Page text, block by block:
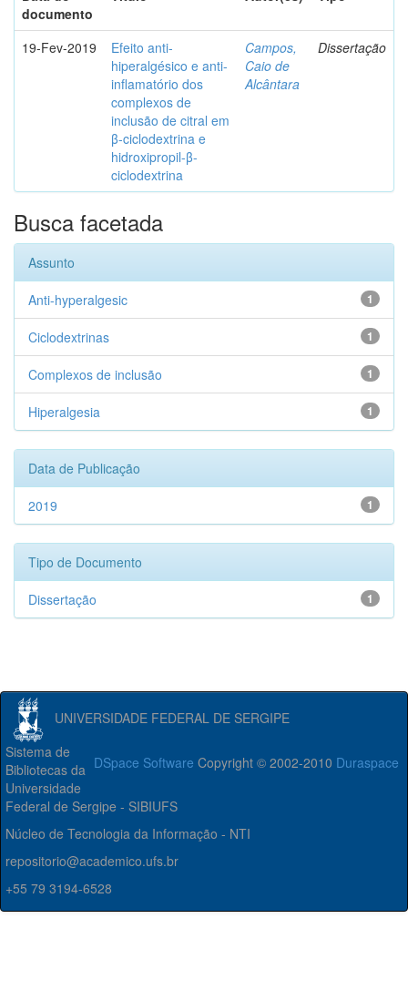
documento
19-Fev-2019
Efeito anti-
hiperalgésico e anti-
inflamatório dos
complexos de
inclusão de citral em
β-ciclodextrina e
hidroxipropil-β-
ciclodextrina
Campos,
Caio de
Alcântara
Dissertação
Busca facetada
Assunto
1
Anti-hyperalgesic
1
Ciclodextrinas
1
Complexos de inclusão
1
Hiperalgesia
Data de Publicação
1
2019
Tipo de Documento
1
Dissertação
UNIVERSIDADE FEDERAL DE SERGIPE
DSpace Software Copyright © 2002-2010 Duraspace
Sistema de
Bibliotecas da
Universidade
Federal de Sergipe - SIBIUFS
Núcleo de Tecnologia da Informação - NTI
repositorio@academico.ufs.br
+55 79 3194-6528